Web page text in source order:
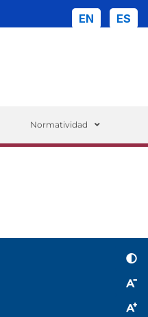
Normatividad
EN ES